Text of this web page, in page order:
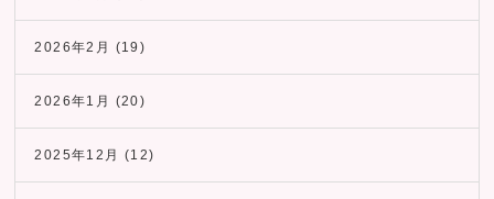
2026年2月 (19)
2026年1月 (20)
2025年12月 (12)